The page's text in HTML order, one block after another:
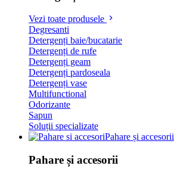
Vezi toate produsele
Degresanti
Detergenți baie/bucatarie
Detergenți de rufe
Detergenți geam
Detergenți pardoseala
Detergenți vase
Multifunctional
Odorizante
Sapun
Soluții specializate
Pahare și accesorii
Pahare și accesorii